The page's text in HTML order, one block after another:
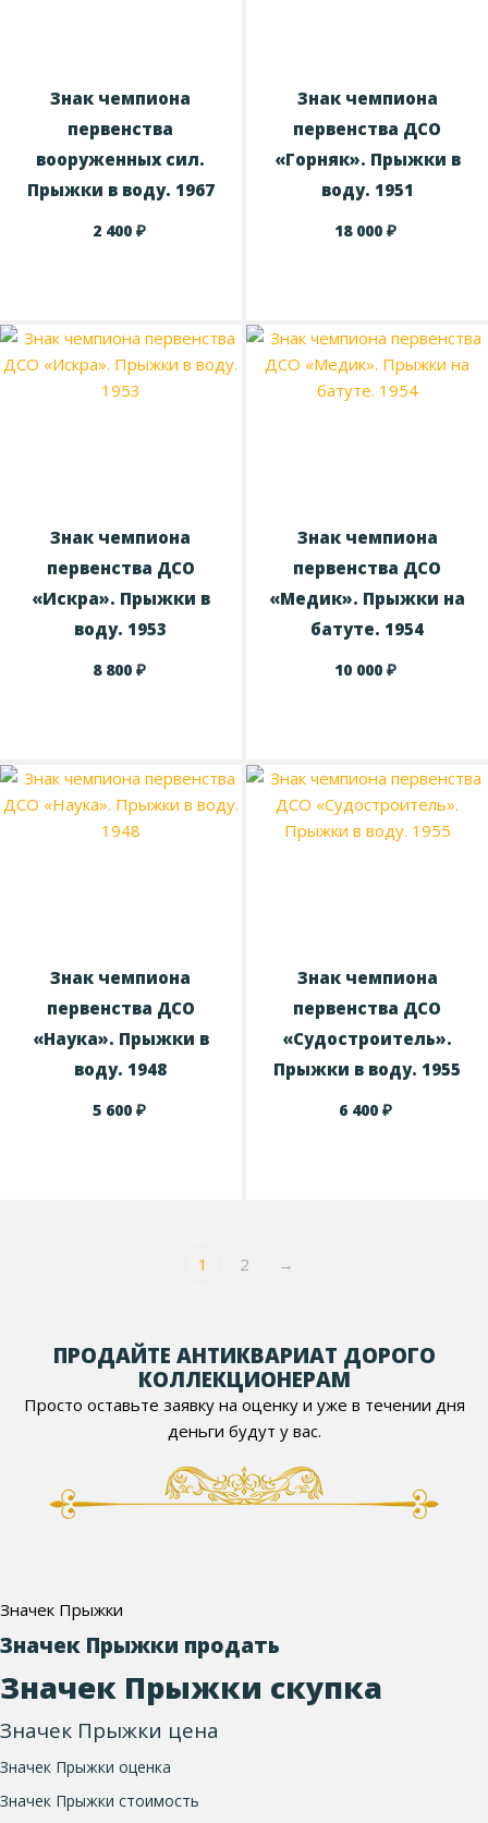
Знак чемпиона
первенства
вооруженных сил.
Прыжки в воду. 1967
2 400 ₽
Знак чемпиона
первенства ДСО
«Горняк». Прыжки в
воду. 1951
18 000₽
Знак чемпиона
первенства ДСО
«Искра». Прыжки в
воду. 1953
8 800 ₽
Знак чемпиона
первенства ДСО
«Медик». Прыжки на
батуте. 1954
10 000₽
Знак чемпиона
первенства ДСО
«Наука». Прыжки в
воду. 1948
5 600 ₽
Знак чемпиона
первенства ДСО
«Судостроитель».
Прыжки в воду. 1955
6 400₽
1 2 →
ПРОДАЙТЕ АНТИКВАРИАТ ДОРОГО
КОЛЛЕКЦИОНЕРАМ
Просто оставьте заявку на оценку и уже в течении дня
деньги будут у вас.
Значек Прыжки
Значек Прыжки продать
Значек Прыжки скупка
Значек Прыжки цена
Значек Прыжки оценка
Значек Прыжки стоимость